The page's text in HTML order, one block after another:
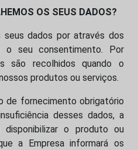
OS SEUS DADOS?
dados por através dos
o seu consentimento. Por
são recolhidos quando o
produtos ou serviços.
de fornecimento obrigatório
desses dados, a
disponibilizar o produto ou
a Empresa informará os